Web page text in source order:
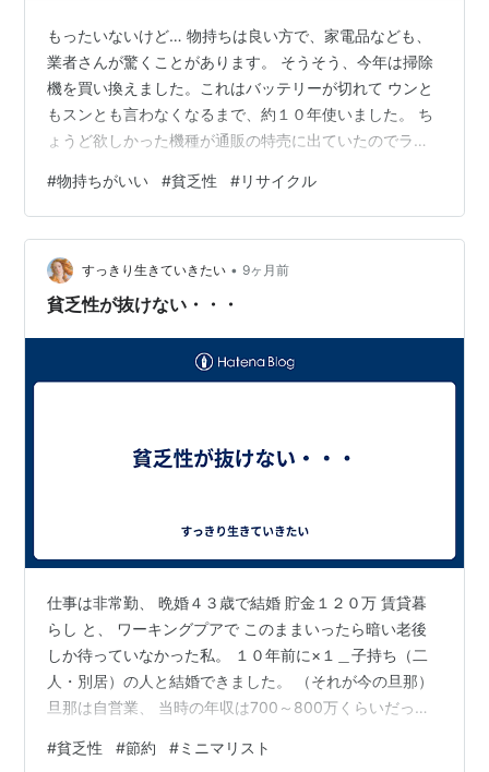
もったいないけど… 物持ちは良い方で、家電品なども、
業者さんが驚くことがあります。 そうそう、今年は掃除
機を買い換えました。これはバッテリーが切れて ウンと
もスンとも言わなくなるまで、約１０年使いました。 ち
ょうど欲しかった機種が通販の特売に出ていたのでラッ
した。 家を建てた時に入れたものが、２１年使っても、
汚れはしたものの 十分使えました。本体周囲にあるパッ
キンがへたったので、部品交換 したかったのですが、も
うストックもなくて。 ガス屋さんに言って、同等の物を
つけてもらいましたが、「通常１０年 ですよ」とのこと
#物持ちがいい #貧乏性 #リサイクル
すっきり生きていきたい • 9ヶ月前
貧乏性が抜けない・・・
仕事は非常勤、 晩婚４３歳で結婚 貯金１２０万 賃貸暮
らし と、 ワーキングプアで このままいったら暗い老後
しか待っていなかった私。 １０年前に×１＿子持ち（二
人・別居）の人と結婚できました。 （それが今の旦那）
旦那は自営業、 当時の年収は700～800万くらいだった
たんですよねー。 でも、 二人馬力になって、 私は生活
#貧乏性 #節約 #ミニマリスト